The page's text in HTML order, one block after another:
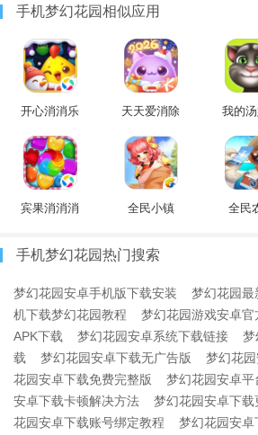
手机梦幻花园相似应用
开心消消乐 天天爱消除 我的
宾果消消消 全民小镇 全民
手机梦幻花园热门搜索
梦幻花园安卓手机版下载安装 梦幻花园最
机下载梦幻花园教程
梦幻花园游戏安卓官
APK下载
梦幻花园安卓系统下载链接
梦
载
梦幻花园安卓下载无广告版 梦幻花
花园安卓下载免费完整版
梦幻花园安卓平
安卓下载卡顿解决方法
梦幻花园安卓下
花园安卓下载账号绑定教程
梦幻花园安卓